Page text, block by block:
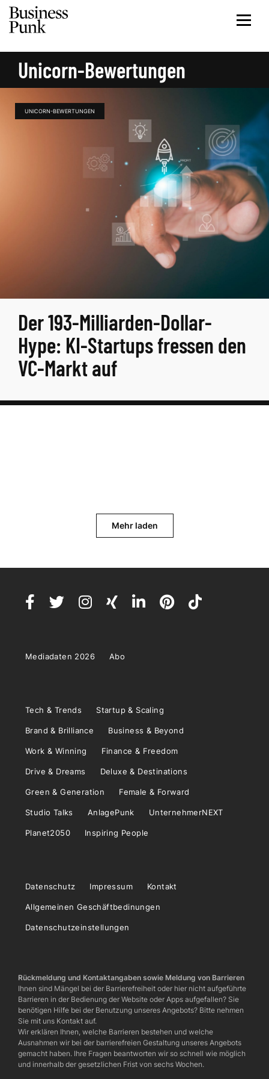
Unicorn-Bewertungen
UNICORN-BEWERTUNGEN
Der 193-Milliarden-Dollar-
Hype: KI-Startups fressen den
VC-Markt auf
Mehr laden
Mediadaten 2026 Abo
Tech & Trends Startup & Scaling
Brand & Brilliance Business & Beyond
Work & Winning Finance & Freedom
Drive & Dreams Deluxe & Destinations
Green & Generation Female & Forward
Studio Talks AnlagePunk UnternehmerNEXT
Planet2050 Inspiring People
Datenschutz Impressum Kontakt
Allgemeinen Geschäftbedinungen
Datenschutzeinstellungen
Rückmeldung und Kontaktangaben sowie Meldung von Barrieren
Ihnen sind Mängel bei der Barrierefreiheit oder hier nicht aufgeführte
Barrieren in der Bedienung der Website oder Apps aufgefallen? Sie
benötigen Hilfe bei der Benutzung unseres Angebots? Bitte nehmen
Sie mit uns Kontakt auf.
Wir erklären Ihnen, welche Barrieren bestehen und welche
Ausnahmen wir bei der barrierefreien Gestaltung unseres Angebots
gemacht haben. Ihre Fragen beantworten wir so schnell wie möglich
und innerhalb der gesetzlichen Frist von sechs Wochen.